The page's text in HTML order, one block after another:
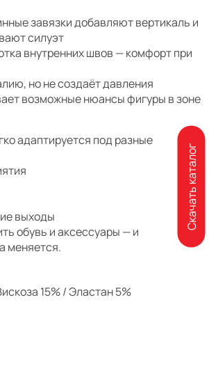
завязки добавляют вертикаль и
силуэт
внутренних швов — комфорт при
но не создаёт давления
возможные нюансы фигуры в зоне
адаптируется под разные
выходы
обувь и аксессуары — и
меняется.
15% / Эластан 5%
Скачать каталог